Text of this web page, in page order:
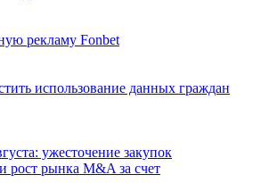
рекламу Fonbet
использование данных граждан
ужесточение закупок
рост рынка M&A за счет